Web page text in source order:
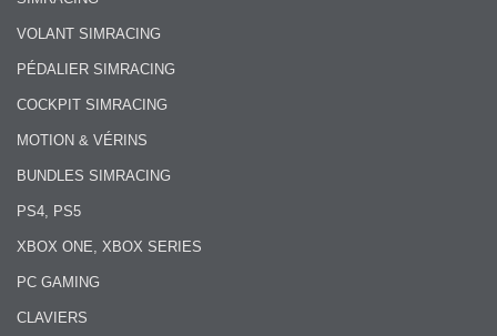
VOLANT SIMRACING
PÉDALIER SIMRACING
COCKPIT SIMRACING
MOTION & VÉRINS
BUNDLES SIMRACING
PS4, PS5
XBOX ONE, XBOX SERIES
PC GAMING
CLAVIERS